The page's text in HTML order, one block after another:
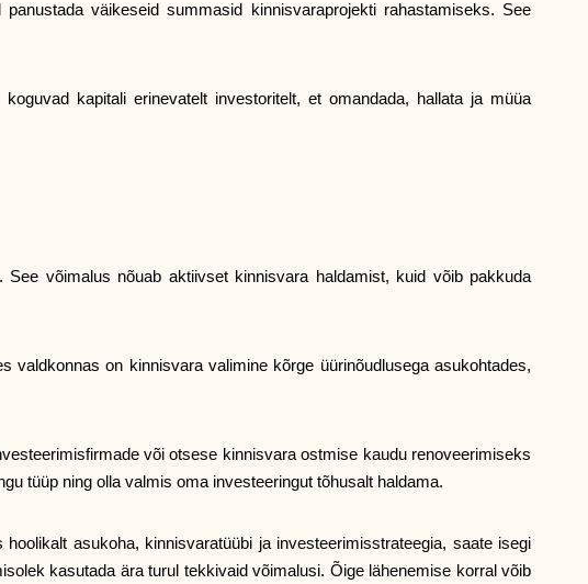
ask@scrambleup.com +372 712 2955
väikeseid summasid kinnisvaraprojekti rahastamiseks. See
kapitali erinevatelt investoritelt, et omandada, hallata ja müüa
võimalus nõuab aktiivset kinnisvara haldamist, kuid võib pakkuda
valdkonnas on kinnisvara valimine kõrge üürinõudlusega asukohtades,
või otsese kinnisvara ostmise kaudu renoveerimiseks
tüüp ning olla valmis oma investeeringut tõhusalt haldama.
asukoha, kinnisvaratüübi ja investeerimisstrateegia, saate isegi
kasutada ära turul tekkivaid võimalusi. Õige lähenemise korral võib